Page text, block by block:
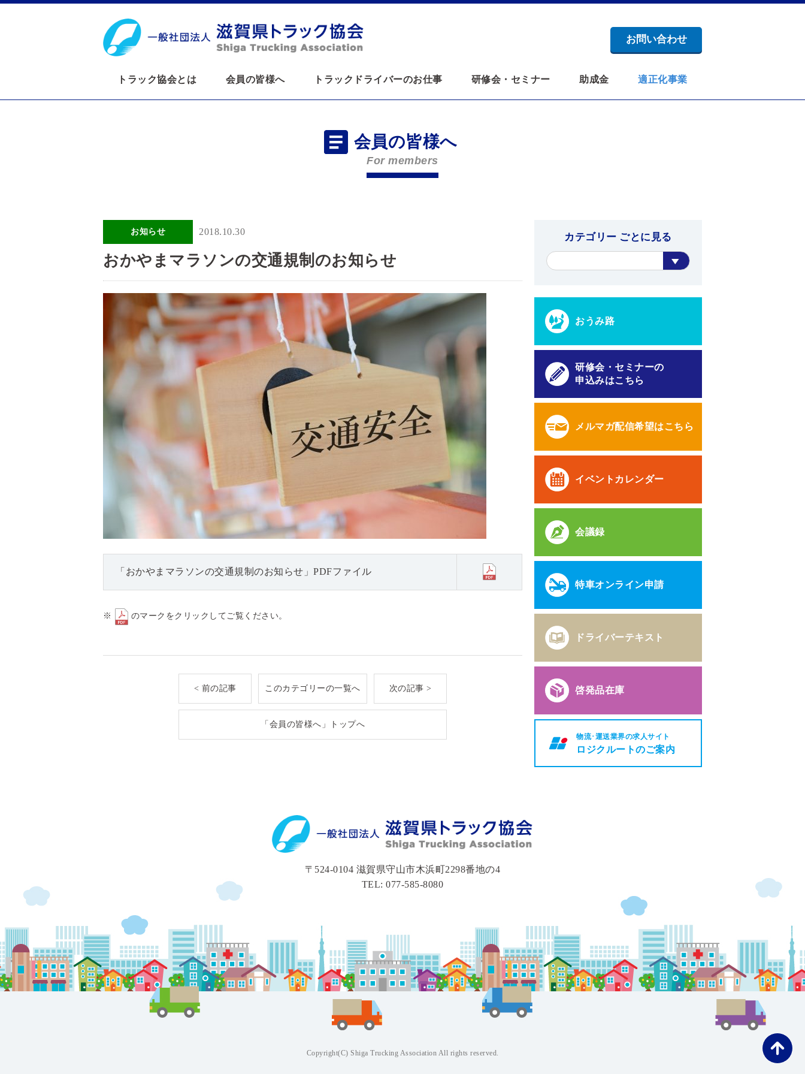
お問い合わせ
トラック協会とは 会員の皆様へ トラックドライバーのお仕事 研修会・セミナー 助成金 適正化事業
会員の皆様へ
For members
お知らせ 2018.10.30
おかやまマラソンの交通規制のお知らせ
「おかやまマラソンの交通規制のお知らせ」PDFファイル
※ のマークをクリックしてご覧ください。
< 前の記事 このカテゴリーの一覧へ 次の記事 >
「会員の皆様へ」トップへ
カテゴリー ごとに見る
おうみ路
研修会・セミナーの
申込みはこちら
メルマガ配信希望はこちら
イベントカレンダー
会議録
特車オンライン申請
ドライバーテキスト
啓発品在庫
物流･運送業界の求人サイト
ロジクルートのご案内
〒524-0104 滋賀県守山市木浜町2298番地の4
TEL: 077-585-8080
Copyright(C) Shiga Trucking Association All rights reserved.